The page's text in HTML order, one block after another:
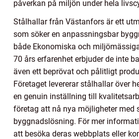
påverkan på miljön under hela
Stålhallar från Västanfors är ett
som söker en anpassningsbar
både Ekonomiska och
70 års erfarenhet erbjuder de inte
även ett beprövat och pålitligt
Företaget levererar stålhallar över
en genuin inställning till
företag att nå nya möjligheter med
byggnadslösning. För mer
att besöka deras webbplats eller